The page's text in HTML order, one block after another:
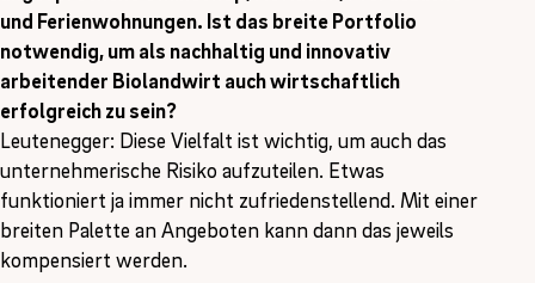
und Ferienwohnungen. Ist das breite Portfolio
notwendig, um als nachhaltig und innovativ
arbeitender Biolandwirt auch wirtschaftlich
erfolgreich zu sein?
Leutenegger: Diese Vielfalt ist wichtig, um auch das
unternehmerische Risiko aufzuteilen. Etwas
funktioniert ja immer nicht zufriedenstellend. Mit einer
breiten Palette an Angeboten kann dann das jeweils
kompensiert werden.